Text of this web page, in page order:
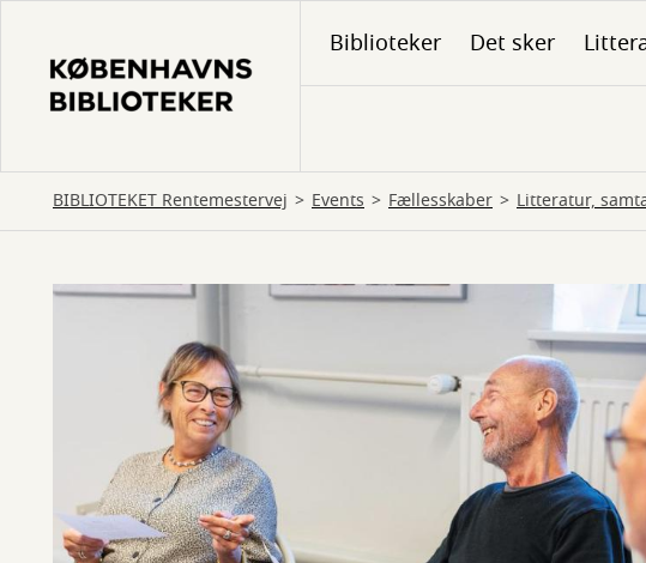
hovedindhold
Biblioteker Det sker
BIBLIOTEKET Rentemestervej Events Fællesskaber Litteratur,